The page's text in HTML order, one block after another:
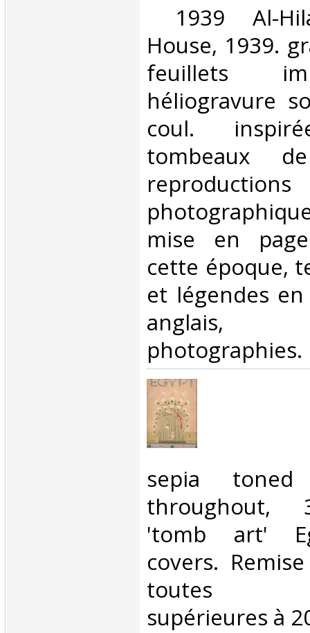
1939 Al-
House, 1939.
feuillets
héliogravure
coul.
tombeaux
reproductions
mise en
cette époque,
et légendes
anglais,
photographies. ‎
‎sepia toned
throughout,
'tomb art'
covers.
toutes
supérieures à